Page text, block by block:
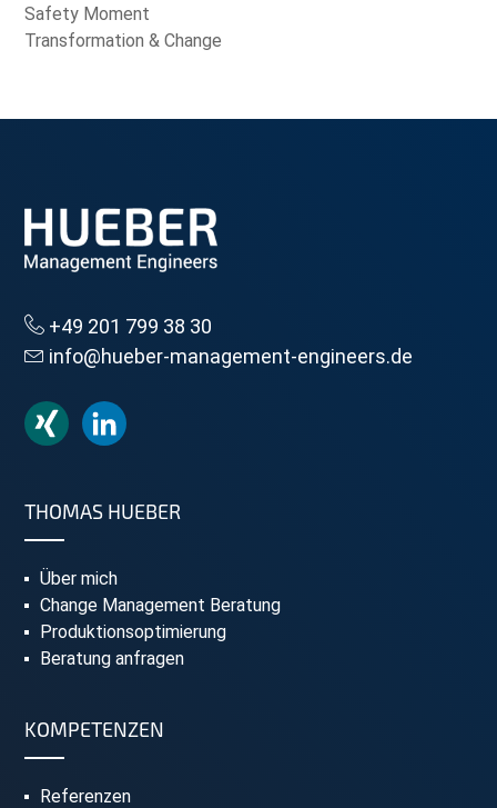
Safety Moment
Transformation & Change
+49 201 799 38 30
info@hueber-management-engineers.de
THOMAS HUEBER
Über mich
Change Management Beratung
Produktionsoptimierung
Beratung anfragen
KOMPETENZEN
Referenzen